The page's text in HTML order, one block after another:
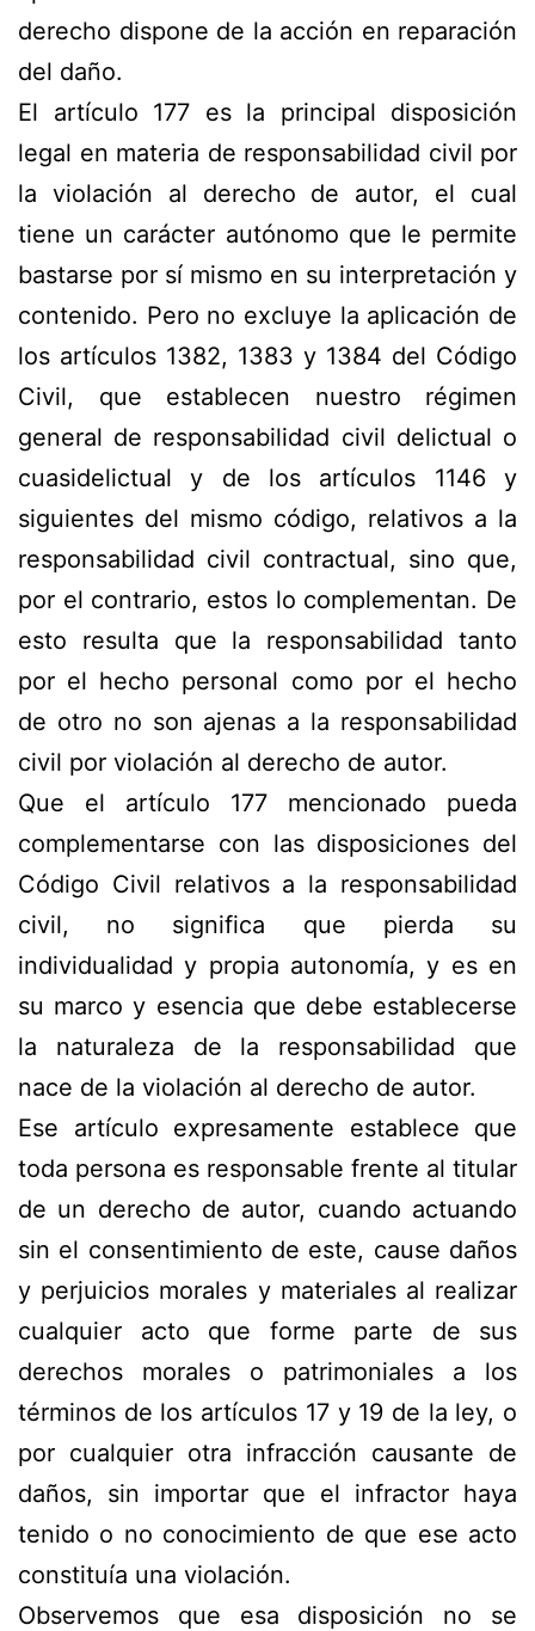
derecho dispone de la acción en reparación
del daño.
El artículo 177 es la principal disposición
legal en materia de responsabilidad civil por
la violación al derecho de autor, el cual
tiene un carácter autónomo que le permite
bastarse por sí mismo en su interpretación y
contenido. Pero no excluye la aplicación de
los artículos 1382, 1383 y 1384 del Código
Civil, que establecen nuestro régimen
general de responsabilidad civil delictual o
cuasidelictual y de los artículos 1146 y
siguientes del mismo código, relativos a la
responsabilidad civil contractual, sino que,
por el contrario, estos lo complementan. De
esto resulta que la responsabilidad tanto
por el hecho personal como por el hecho
de otro no son ajenas a la responsabilidad
civil por violación al derecho de autor.
Que el artículo 177 mencionado pueda
complementarse con las disposiciones del
Código Civil relativos a la responsabilidad
civil, no significa que pierda su
individualidad y propia autonomía, y es en
su marco y esencia que debe establecerse
la naturaleza de la responsabilidad que
nace de la violación al derecho de autor.
Ese artículo expresamente establece que
toda persona es responsable frente al titular
de un derecho de autor, cuando actuando
sin el consentimiento de este, cause daños
y perjuicios morales y materiales al realizar
cualquier acto que forme parte de sus
derechos morales o patrimoniales a los
términos de los artículos 17 y 19 de la ley, o
por cualquier otra infracción causante de
daños, sin importar que el infractor haya
tenido o no conocimiento de que ese acto
constituía una violación.
Observemos que esa disposición no se